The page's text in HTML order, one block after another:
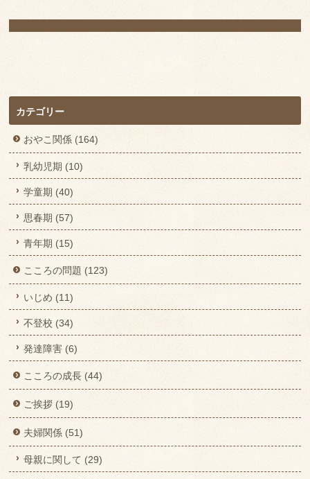
レ
ス
カテゴリー
おやこ関係 (164)
乳幼児期 (10)
学童期 (40)
思春期 (57)
青年期 (15)
こころの問題 (123)
いじめ (11)
不登校 (34)
発達障害 (6)
こころの成長 (44)
ご挨拶 (19)
夫婦関係 (51)
母親に関して (29)